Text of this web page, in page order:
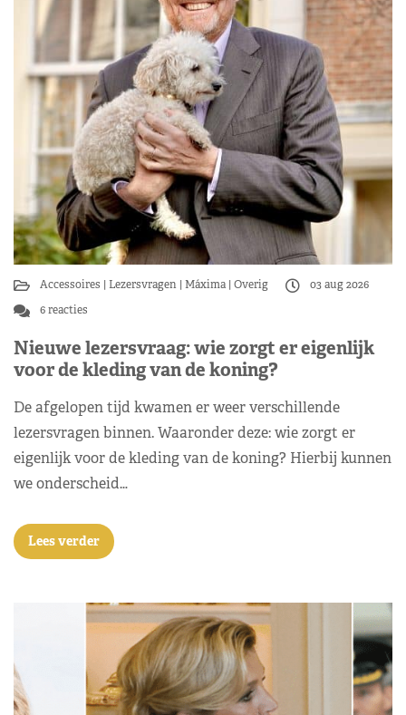
Accessoires Lezersvragen Máxima Overig
03 aug 2026
6 reacties
Nieuwe lezersvraag: wie zorgt er eigenlijk
voor de kleding van de koning?
De afgelopen tijd kwamen er weer verschillende
lezersvragen binnen. Waaronder deze: wie zorgt er
eigenlijk voor de kleding van de koning? Hierbij kunnen
we onderscheid…
Lees verder